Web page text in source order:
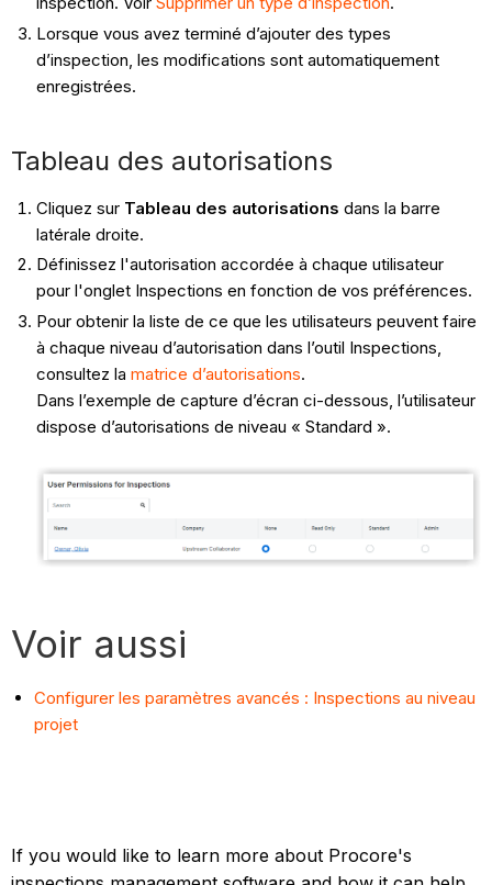
Lorsque vous avez terminé d’ajouter des types
d’inspection, les modifications sont automatiquement
enregistrées.
Tableau des autorisations
Cliquez sur Tableau des autorisations dans la barre
latérale droite.
Définissez l'autorisation accordée à chaque utilisateur
pour l'onglet Inspections en fonction de vos préférences.
Pour obtenir la liste de ce que les utilisateurs peuvent faire
à chaque niveau d’autorisation dans l’outil Inspections,
consultez la matrice d’autorisations.
Dans l’exemple de capture d’écran ci-dessous, l’utilisateur
dispose d’autorisations de niveau « Standard ».
Voir aussi
Configurer les paramètres avancés : Inspections au niveau
projet
If you would like to learn more about Procore's